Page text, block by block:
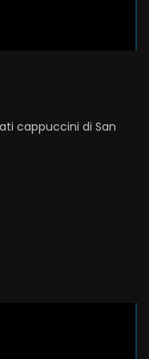
cappuccini di San